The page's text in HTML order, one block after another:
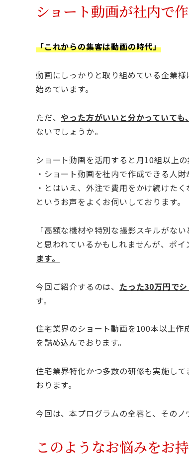
ショート動画が社内で
「これからの集客は動画の時代」
動画にしっかりと取り組めている企業
始めています。
ただ、 やった方がいいと分かっていて
ないでしょうか。
ショート動画を活用すると月10組以上
・ショート動画を社内で作成できる人財
・とはいえ、外注で費用をかけ続けたく
というお声をよくお伺いしております。
「高額な機材や特別な撮影スキルがな
と思われているかもしれませんが、ポ
ます。
今回ご紹介するのは、 たった30万円で
す。
住宅業界のショート動画を100本以上
を詰め込んでおります。
住宅業界特化かつ多数の研修も実施し
おります。
今回は、本プログラムの全容と、そのノ
このようなお悩みをお